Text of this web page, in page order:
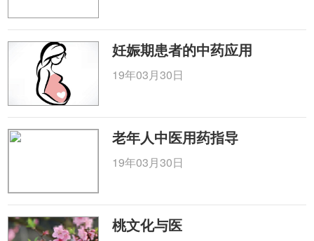
妊娠期患者的中药应用
19年03月30日
老年人中医用药指导
19年03月30日
桃文化与医